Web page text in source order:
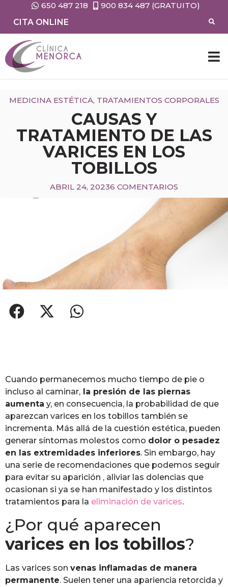
650 487 218
900 834 487 (GRATUITO)
CITA ONLINE
MEDICINA ESTÉTICA, TRATAMIENTOS CORPORALES
CAUSAS Y
TRATAMIENTO DE LAS
VARICES EN LOS
TOBILLOS
ABRIL 24, 20236 COMENTARIOS
Cuando permanecemos mucho tiempo de pie o
incluso al caminar, la presión de las piernas
aumenta y, en consecuencia, la probabilidad de que
aparezcan varices en los tobillos también se
incrementa. Más allá de la cuestión estética, pueden
generar síntomas molestos como dolor o pesadez
en las extremidades inferiores. Sin embargo, hay
una serie de recomendaciones que podemos seguir
para evitar su aparición , aliviar las dolencias que
ocasionan si ya se han manifestado y los distintos
tratamientos para la eliminación de varices.
¿Por qué aparecen
varices en los tobillos?
Las varices son venas inflamadas de manera
permanente. Suelen tener una apariencia retorcida y